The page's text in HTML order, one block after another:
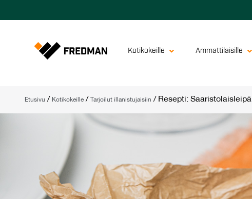
Kotikokeille Ammattilaisille
Etusivu / Kotikokeille / Tarjoilut illanistujaisiin / Resepti: Saaristolaisleipä